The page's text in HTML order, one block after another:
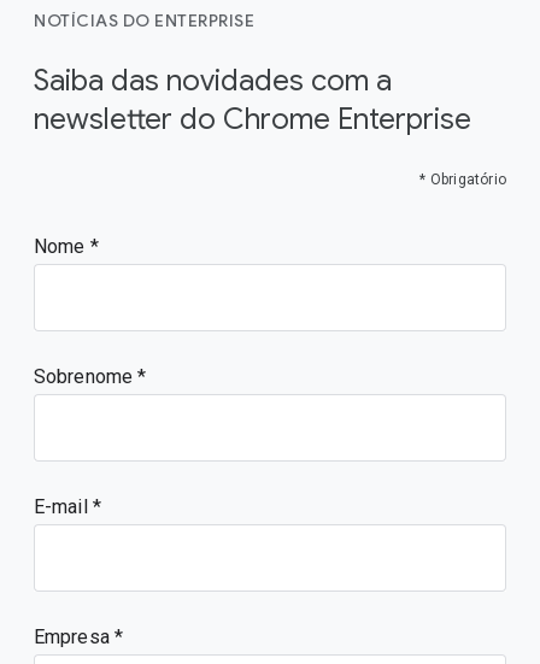
NOTÍCIAS DO ENTERPRISE
Saiba das novidades com a
newsletter do Chrome Enterprise
* Obrigatório
Nome
Sobrenome
E-mail
Empresa